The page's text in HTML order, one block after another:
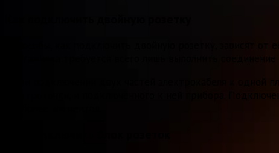
Способы, как подключить двойную розетку, зависят
монтажника требуется всего лишь выполнить
При подключении двух частей электрокабеля к
электроточки, и подключённого к ней прибора.